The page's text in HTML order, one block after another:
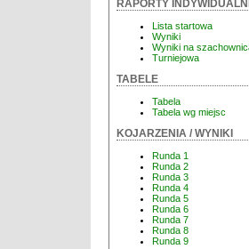
RAPORTY
Lista startowa
Wyniki
Wyniki na
Turniejowa
TABELE
Tabela
Tabela wg miejsc
KOJARZENIA / WYNIKI
Runda 1
Runda 2
Runda 3
Runda 4
Runda 5
Runda 6
Runda 7
Runda 8
Runda 9